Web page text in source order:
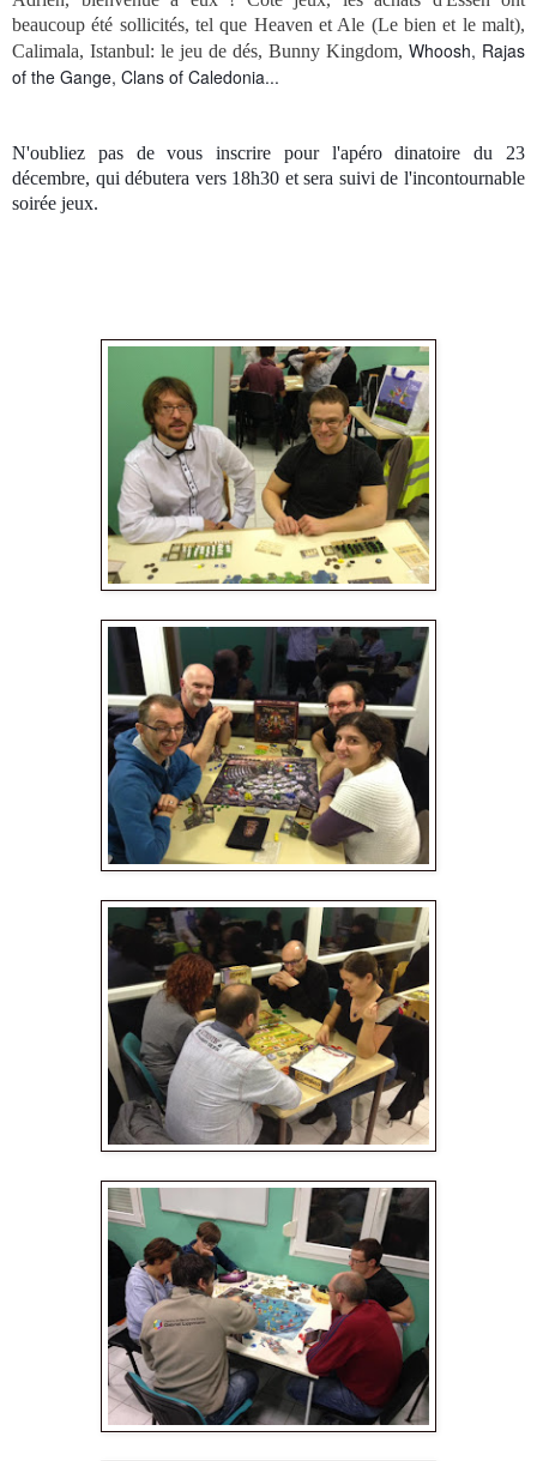
beaucoup été sollicités, tel que Heaven et Ale (Le bien et le malt),
Calimala, Istanbul: le jeu de dés, Bunny Kingdom, Whoosh, Rajas
of the Gange, Clans of Caledonia...
N'oubliez pas de vous inscrire pour l'apéro dinatoire du 23
décembre, qui débutera vers 18h30 et sera suivi de l'incontournable
soirée jeux.